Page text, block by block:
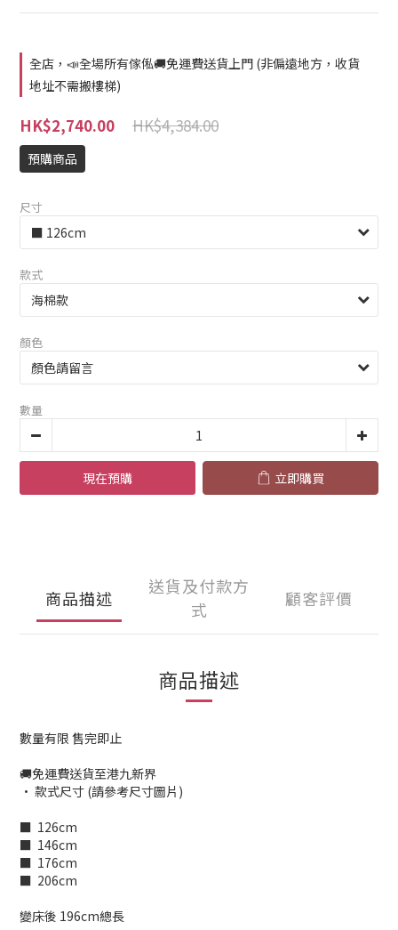
全店，📣全場所有傢俬🚚免運費送貨上門 (非偏遠地方，收貨
地址不需搬樓梯)
HK$4,384.00
HK$2,740.00
預購商品
尺寸
款式
顏色
數量
現在預購 立即購買
商品描述
送貨及付款方
式
顧客評價
商品描述
數量有限 售完即止
🚚免運費送貨至港九新界
• 款式尺寸 (請參考尺寸圖片)
■ 126cm
■ 146cm
■ 176cm
■ 206cm
變床後 196cm總長